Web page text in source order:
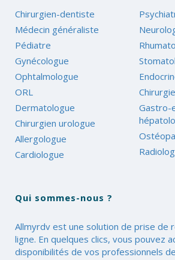
Chirurgien-dentiste
Médecin généraliste
Pédiatre
Gynécologue
Ophtalmologue
ORL
Dermatologue
Chirurgien urologue
Allergologue
Cardiologue
Gastro-
Qui sommes-nous ?
Allmyrdv est une solution de prise de
ligne. En quelques clics, vous pouvez
disponibilités de vos professionnels